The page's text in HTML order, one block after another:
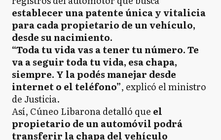
establecer una patente única y vitalicia
para cada propietario de un vehículo,
desde su nacimiento.
“Toda tu vida vas a tener tu número. Te
va a seguir toda tu vida, esa chapa,
siempre. Y la podés manejar desde
internet o el teléfono”, explicó el ministro
de Justicia.
Así, Cúneo Libarona detalló que el
propietario de un automóvil podrá
transferir la chapa del vehículo